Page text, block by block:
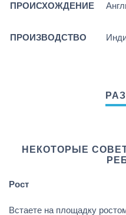
ПРОИСХОЖДЕНИЕ
ПРОИЗВОДСТВО
НЕКОТОРЫЕ
Рост
Встаете на площадку